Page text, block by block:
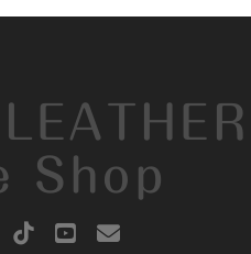
Shop
tiktokyoutube
email